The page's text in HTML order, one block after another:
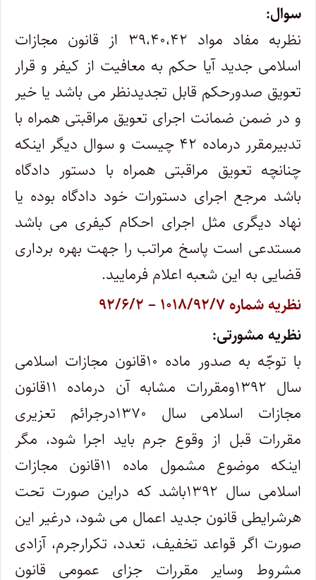
سوال:
نظربه مفاد مواد ۳۹،۴۰،۴۲ از قانون مجازات
اسلامی جدید آیا حکم به معافیت از کیفر و قرار
تعویق صدورحکم قابل تجدیدنظر می باشد یا خیر
و در ضمن ضمانت اجرای تعویق مراقبتی همراه با
تدبیرمقرر درماده ۴۲ چیست و سوال دیگر اینکه
چنانچه تعویق مراقبتی همراه با دستور دادگاه
باشد مرجع اجرای دستورات خود دادگاه بوده یا
نهاد دیگری مثل اجرای احکام کیفری می باشد
مستدعی است پاسخ مراتب را جهت بهره برداری
قضایی به این شعبه اعلام فرمایید.
نظریه شماره ۱۰۱۸/۹۲/۷ – ۹۲/۶/۲
نظریه مشورتی:
با توجّه به صدور ماده ۱۰قانون مجازات اسلامی
سال ۱۳۹۲ومقررات مشابه آن درماده ۱۱قانون
مجازات اسلامی سال ۱۳۷۰درجرائم تعزیری
مقررات قبل از وقوع جرم باید اجرا شود، مگر
اینکه موضوع مشمول ماده ۱۱قانون مجازات
اسلامی سال ۱۳۹۲باشد که دراین صورت تحت
هرشرایطی قانون جدید اعمال می شود، درغیر این
صورت اگر قواعد تخفیف،‌ تعدد، تکرارجرم، آزادی
مشروط وسایر مقررات جزای عمومی قانون